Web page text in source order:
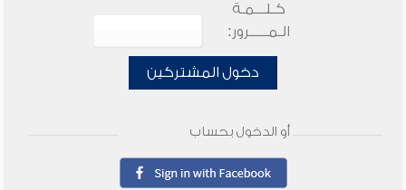
كـلـــمـة
الـمـــــرور:
دخول المشتركين
أو الدخول بحساب